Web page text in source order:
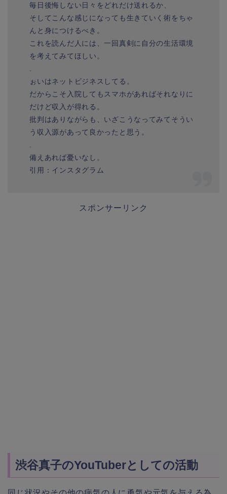
毎日後悔しない日々をどれだけ送れるか、
そしてこんな感じになっても生きていく術をちゃ
んと身につけるべき。
これを読んだ人には、一回真剣に自分の生活環境
を考えてみてほしい。
ぉいはネットビジネスしてる。
だからこそ入院してもスマホがあればそれなりに
だけど収入が得れる。
批判はありながらも、いざこうなってみてそうい
う収入源があって良かったと思う。
備えあれば憂いなし。
引用：インスタグラム
スポンサーリンク
渋谷真子のYouTuberとしての活動